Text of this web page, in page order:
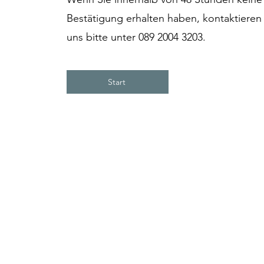
Bestätigung erhalten haben, kontaktieren
uns bitte unter 089 2004 3203.
Start